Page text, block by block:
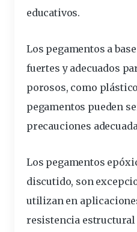
educativos.
Los pegamentos a
fuertes y adecuados
porosos, como
pegamentos pueden
precauciones
Los pegamentos
discutido, son
utilizan en
resistencia